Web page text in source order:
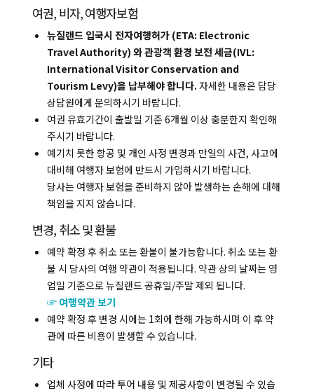
여권, 비자, 여행자보험
뉴질랜드 입국시 전자여행허가 (ETA: Electronic
Travel Authority) 와 관광객 환경 보전 세금(IVL:
International Visitor Conservation and
Tourism Levy)을 납부해야 합니다. 자세한 내용은 담당
상담원에게 문의하시기 바랍니다.
여권 유효기간이 출발일 기준 6개월 이상 충분한지 확인해
주시기 바랍니다.
예기치 못한 항공 및 개인 사정 변경과 만일의 사건, 사고에
대비해 여행자 보험에 반드시 가입하시기 바랍니다.
당사는 여행자 보험을 준비하지 않아 발생하는 손해에 대해
책임을 지지 않습니다.
변경, 취소 및 환불
예약 확정 후 취소 또는 환불이 불가능합니다. 취소 또는 환
불 시 당사의 여행 약관이 적용됩니다. 약관 상의 날짜는 영
업일 기준으로 뉴질랜드 공휴일/주말 제외 됩니다.
☞ 여행약관 보기
예약 확정 후 변경 시에는 1회에 한해 가능하시며 이 후 약
관에 따른 비용이 발생할 수 있습니다.
기타
업체 사정에 따라 투어 내용 및 제공사항이 변경될 수 있습